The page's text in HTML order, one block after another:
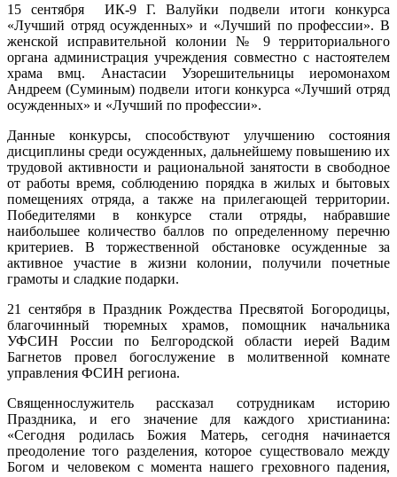
15 сентября ИК-9 Г. Валуйки подвели итоги конкурса
«Лучший отряд осужденных» и «Лучший по профессии». В
женской исправительной колонии № 9 территориального
органа администрация учреждения совместно с настоятелем
храма вмц. Анастасии Узорешительницы иеромонахом
Андреем (Суминым) подвели итоги конкурса «Лучший отряд
осужденных» и «Лучший по профессии».
Данные конкурсы, способствуют улучшению состояния
дисциплины среди осужденных, дальнейшему повышению их
трудовой активности и рациональной занятости в свободное
от работы время, соблюдению порядка в жилых и бытовых
помещениях отряда, а также на прилегающей территории.
Победителями в конкурсе стали отряды, набравшие
наибольшее количество баллов по определенному перечню
критериев. В торжественной обстановке осужденные за
активное участие в жизни колонии, получили почетные
грамоты и сладкие подарки.
21 сентября в Праздник Рождества Пресвятой Богородицы,
благочинный тюремных храмов, помощник начальника
УФСИН России по Белгородской области иерей Вадим
Багнетов провел богослужение в молитвенной комнате
управления ФСИН региона.
Священнослужитель рассказал сотрудникам историю
Праздника, и его значение для каждого христианина:
«Сегодня родилась Божия Матерь, сегодня начинается
преодоление того разделения, которое существовало между
Богом и человеком с момента нашего греховного падения,